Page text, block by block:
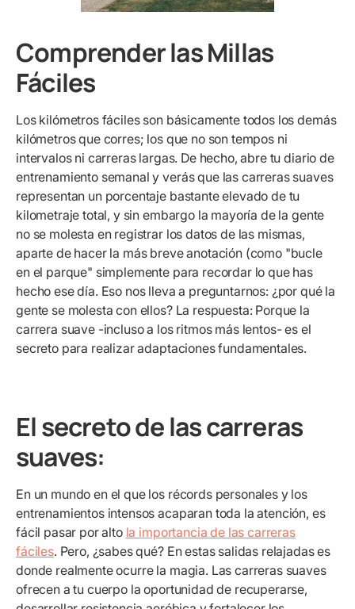
Comprender las Millas
Fáciles
Los kilómetros fáciles son básicamente todos los demás
kilómetros que corres; los que no son tempos ni
intervalos ni carreras largas. De hecho, abre tu diario de
entrenamiento semanal y verás que las carreras suaves
representan un porcentaje bastante elevado de tu
kilometraje total, y sin embargo la mayoría de la gente
no se molesta en registrar los datos de las mismas,
aparte de hacer la más breve anotación (como "bucle
en el parque" simplemente para recordar lo que has
hecho ese día. Eso nos lleva a preguntarnos: ¿por qué la
gente se molesta con ellos? La respuesta: Porque la
carrera suave -incluso a los ritmos más lentos- es el
secreto para realizar adaptaciones fundamentales.
El secreto de las carreras
suaves:
En un mundo en el que los récords personales y los
entrenamientos intensos acaparan toda la atención, es
fácil pasar por alto la importancia de las carreras
fáciles. Pero, ¿sabes qué? En estas salidas relajadas es
donde realmente ocurre la magia. Las carreras suaves
ofrecen a tu cuerpo la oportunidad de recuperarse,